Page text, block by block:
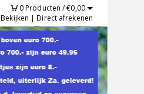
0Producten /€0,00
Bekijken | Direct afrekenen